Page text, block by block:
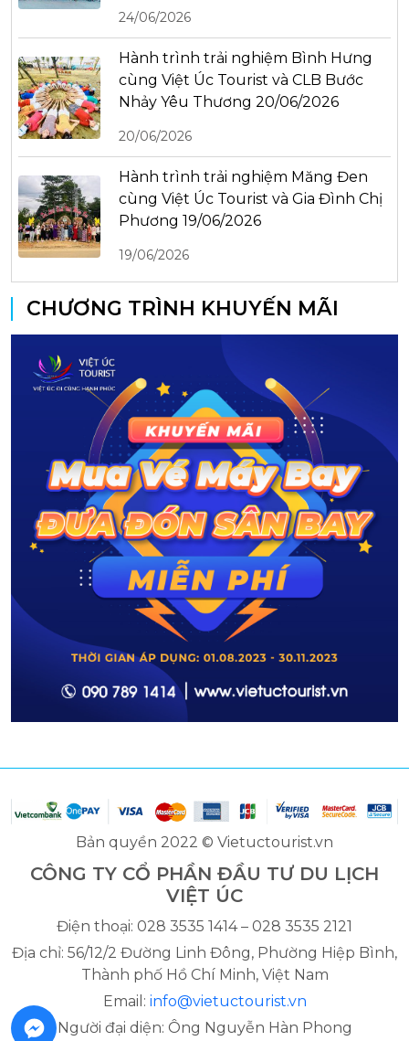
24/06/2026
Hành trình trải nghiệm Bình Hưng
cùng Việt Úc Tourist và CLB Bước
Nhảy Yêu Thương 20/06/2026
20/06/2026
Hành trình trải nghiệm Măng Đen
cùng Việt Úc Tourist và Gia Đình Chị
Phương 19/06/2026
19/06/2026
CHƯƠNG TRÌNH KHUYẾN MÃI
Bản quyền 2022 © Vietuctourist.vn
CÔNG TY CỔ PHẦN ĐẦU TƯ DU LỊCH
VIỆT ÚC
Điện thoại: 028 3535 1414 – 028 3535 2121
Địa chỉ: 56/12/2 Đường Linh Đông, Phường Hiệp Bình,
Thành phố Hồ Chí Minh, Việt Nam
Email: info@vietuctourist.vn
Người đại diện: Ông Nguyễn Hàn Phong